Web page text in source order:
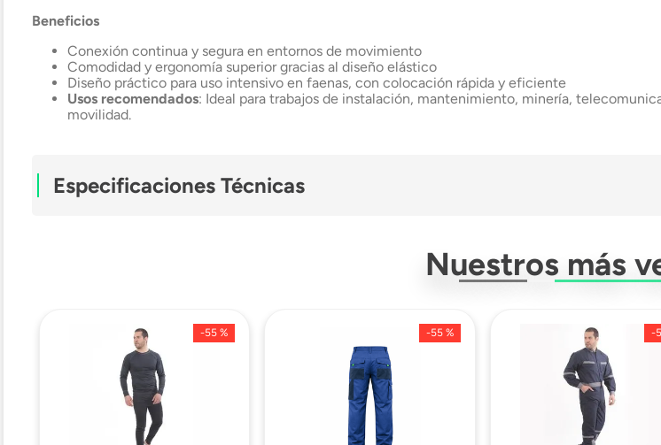
Beneficios
Conexión continua y segura en entornos de movimiento
Comodidad y ergonomía superior gracias al diseño elástico
Diseño práctico para uso intensivo en faenas, con colocación rápida y eficiente
Usos recomendados: Ideal para trabajos de instalación, mantenimiento, minería,
movilidad.
Especificaciones Técnicas
Poliester
Mosquetón Si
140 Kg
Nuestros más
-55 % -55 % -